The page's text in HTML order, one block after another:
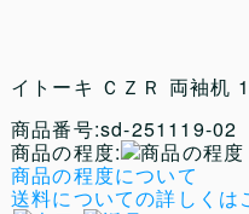
イトーキ ＣＺＲ 両袖机
商品番号:sd-251119-02
商品の程度:
商品の程度について
送料についての詳しくは